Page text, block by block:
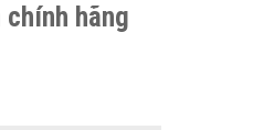
chính hãng